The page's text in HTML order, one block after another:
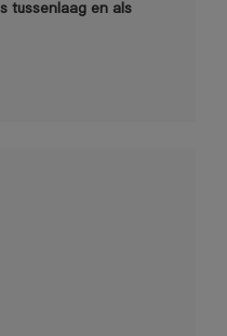
tussenlaag en als